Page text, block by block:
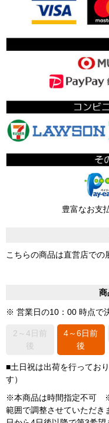
豊富なお支
こちらの商品は直営店での
商
※ 営業日の10：00 時点で
2～4日前
後
4～6日前
後
■土日祝は出荷を行ってお
す）
※本商品は時間指定不可
範囲で調整させていただき